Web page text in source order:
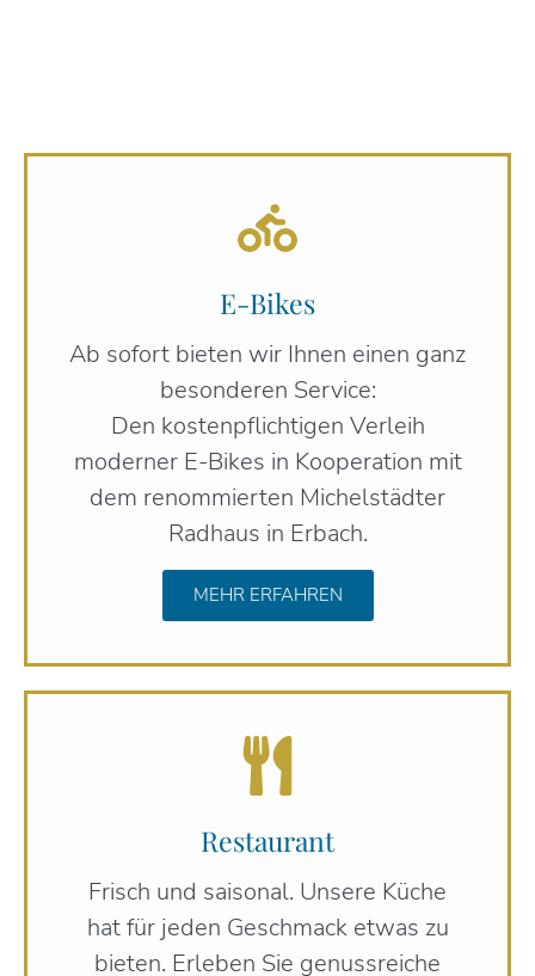
E-Bikes
Ab sofort bieten wir Ihnen einen ganz
besonderen Service:
Den kostenpflichtigen Verleih
moderner E-Bikes in Kooperation mit
dem renommierten Michelstädter
Radhaus in Erbach.
MEHR ERFAHREN
Restaurant
Frisch und saisonal. Unsere Küche
hat für jeden Geschmack etwas zu
bieten. Erleben Sie genussreiche